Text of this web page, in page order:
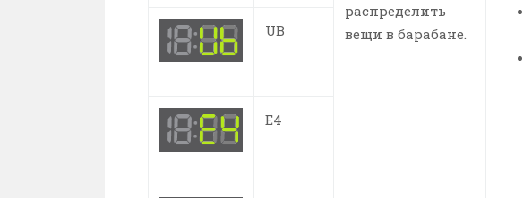
распределить
вещи в барабане.
UB
E4